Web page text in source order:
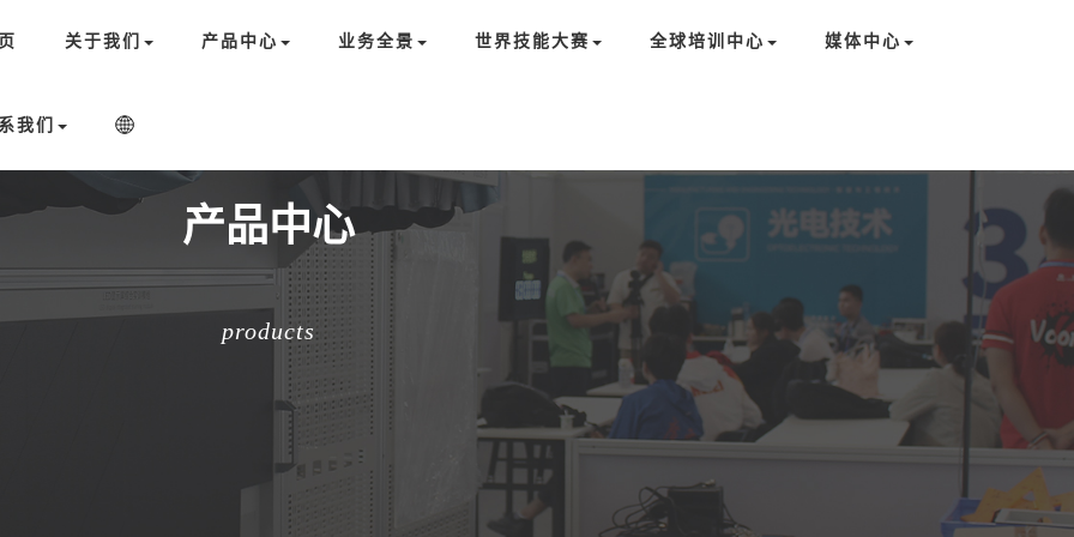
关于我们 产品中心 业务全景 世界技能大赛 全球培训中心 媒体中心
我们
产品中心
products